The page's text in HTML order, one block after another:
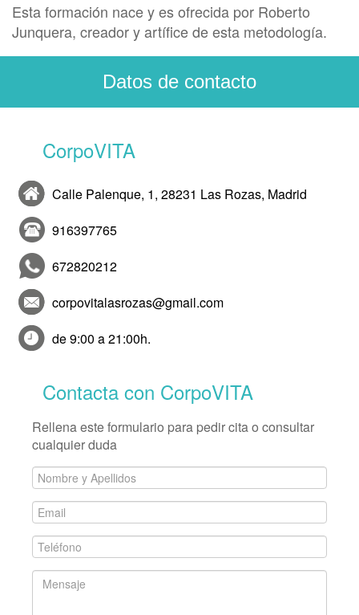
Esta formación nace y es ofrecida por Roberto
Junquera, creador y artífice de esta metodología.
Datos de contacto
CorpoVITA
Calle Palenque, 1, 28231 Las Rozas, Madrid
916397765
672820212
corpovitalasrozas@gmail.com
de 9:00 a 21:00h.
Contacta con CorpoVITA
Rellena este formulario para pedir cita o consultar
cualquier duda
Nombre
y
Apellidos
Email
Teléfono